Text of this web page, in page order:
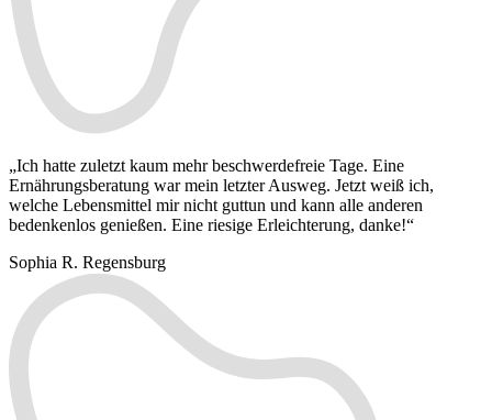
„Ich hatte zuletzt kaum mehr beschwerdefreie Tage. Eine
Ernährungsberatung war mein letzter Ausweg. Jetzt weiß ich,
welche Lebensmittel mir nicht guttun und kann alle anderen
bedenkenlos genießen. Eine riesige Erleichterung, danke!“
Sophia R. Regensburg